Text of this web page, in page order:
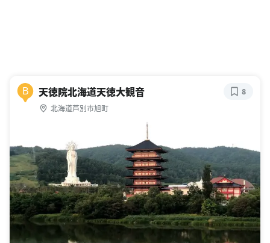
B 天徳院北海道天徳大観音
北海道芦別市旭町
8